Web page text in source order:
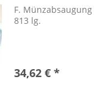
F.
813 lg.
34,62 € *